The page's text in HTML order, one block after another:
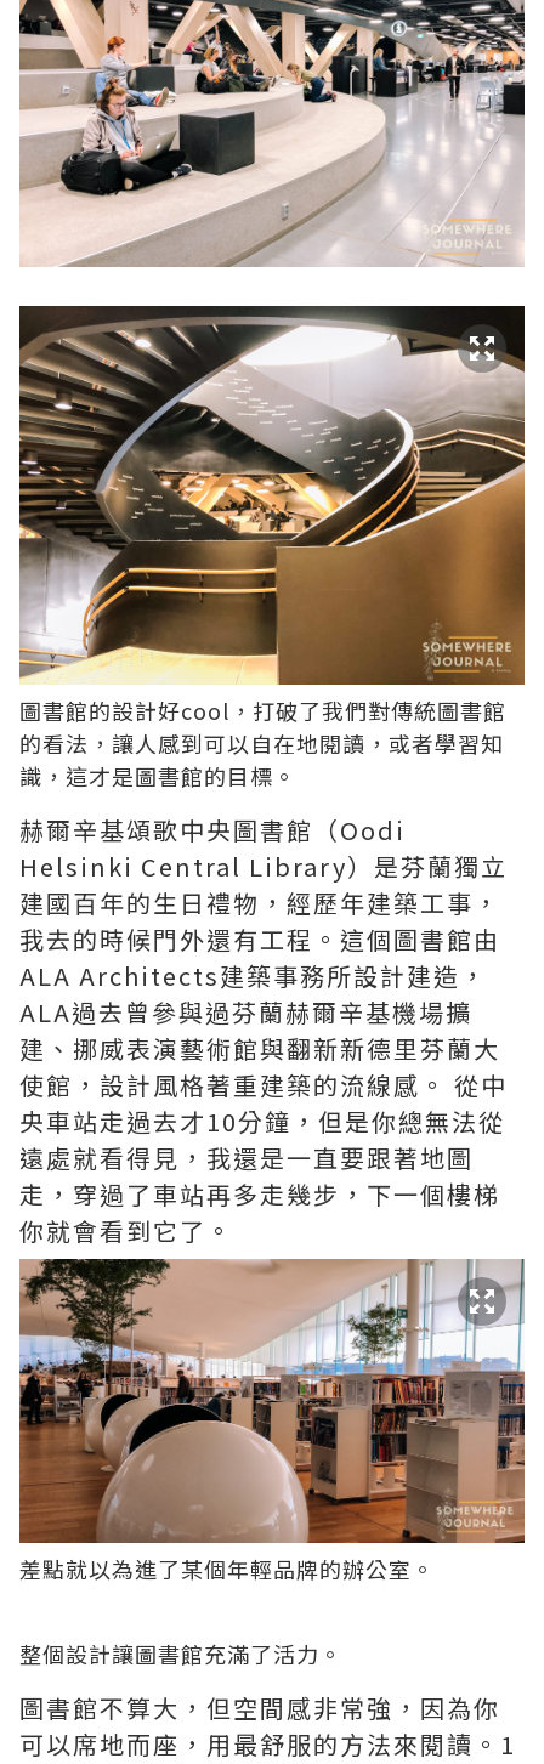
圖書館的設計好cool，打破了我們對傳統圖書館
的看法，讓人感到可以自在地閱讀，或者學習知
識，這才是圖書館的目標。
赫爾辛基頌歌中央圖書館（Oodi
Helsinki Central Library）是芬蘭獨立
建國百年的生日禮物，經歷年建築工事，
我去的時候門外還有工程。這個圖書館由
ALA Architects建築事務所設計建造，
ALA過去曾參與過芬蘭赫爾辛基機場擴
建、挪威表演藝術館與翻新新德里芬蘭大
使館，設計風格著重建築的流線感。 從中
央車站走過去才10分鐘，但是你總無法從
遠處就看得見，我還是一直要跟著地圖
走，穿過了車站再多走幾步，下一個樓梯
你就會看到它了。
差點就以為進了某個年輕品牌的辦公室。
整個設計讓圖書館充滿了活力。
圖書館不算大，但空間感非常強，因為你
可以席地而座，用最舒服的方法來閱讀。1